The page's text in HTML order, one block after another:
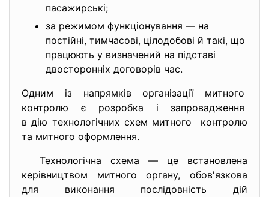
пасажирські;
за режимом функціонування — на
постійні, тимчасові, цілодобові й такі, що
працюють у визначений на підставі
двосторонніх договорів час.
Одним із напрямків організації митного
контролю є розробка і запровадження
в дію технологічних схем митного контролю
та митного оформлення.
Технологічна схема — це встановлена
керівництвом митного органу, обов'язкова
для виконання послідовність дій